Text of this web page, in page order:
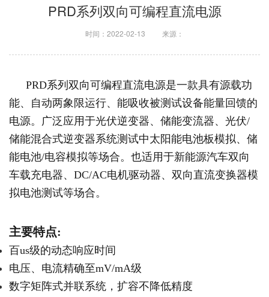
PRD系列双向可编程直流电源
时间：2022-02-13 来源：
PRD系列双向可编程直流电源是一款具有源载功
能、自动两象限运行、能吸收被测试设备能量回馈的
电源。广泛应用于光伏逆变器、储能变流器、光伏/
储能混合式逆变器系统测试中太阳能电池板模拟、储
能电池/电容模拟等场合。也适用于新能源汽车双向
车载充电器、DC/AC电机驱动器、双向直流变换器模
拟电池测试等场合。
主要特点:
百us级的动态响应时间
电压、电流精确至mV/mA级
数字矩阵式并联系统，扩容不降低精度